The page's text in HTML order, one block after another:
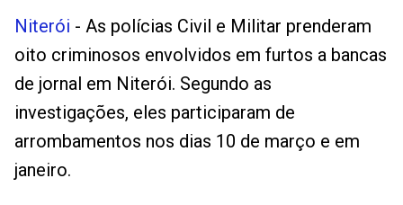
Niterói - As polícias Civil e Militar prenderam
oito criminosos envolvidos em furtos a bancas
de jornal em Niterói. Segundo as
investigações, eles participaram de
arrombamentos nos dias 10 de março e em
janeiro.